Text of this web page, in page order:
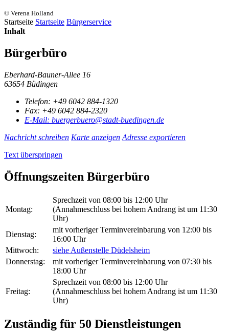
© Verena Holland
Startseite Startseite Bürgerservice
Inhalt
Bürgerbüro
Eberhard-Bauner-Allee 16
63654 Büdingen
Telefon: +49 6042 884-1320
Fax: +49 6042 884-2320
E-Mail: buergerbuero@stadt-buedingen.de
Nachricht schreiben Karte anzeigen Adresse exportieren
Text überspringen
Öffnungszeiten Bürgerbüro
Montag:
Sprechzeit von 08:00 bis 12:00 Uhr
(Annahmeschluss bei hohem Andrang ist um 11:30
Uhr)
Dienstag:
mit vorheriger Terminvereinbarung von 12:00 bis
16:00 Uhr
Mittwoch:
siehe Außenstelle Düdelsheim
Donnerstag:
mit vorheriger Terminvereinbarung von 07:30 bis
18:00 Uhr
Freitag:
Sprechzeit von 08:00 bis 12:00 Uhr
(Annahmeschluss bei hohem Andrang ist um 11:30
Uhr)
Zuständig für 50 Dienstleistungen